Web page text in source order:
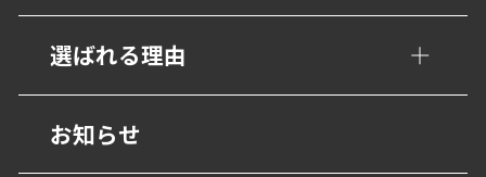
トイレ/介護補助手すり
衝撃吸収材・保護材
階段ノンスリップ
歩行用誘導鋲・点字鋲
公共・文化施設
学校・教育施設
幼保・子育て施設
選ばれる理由
設計事務所の皆様へ
お知らせ